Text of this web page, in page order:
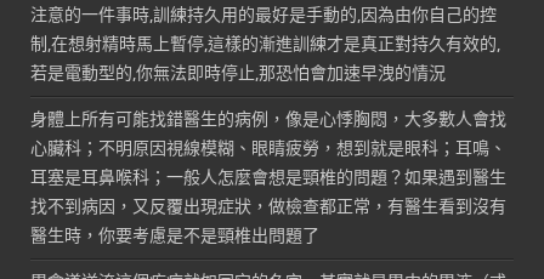
注意的一件事時,訓練持久用的最好是手動的,因為由你自己的控
制,在想射精時馬上暫停,這樣的漸進訓練才是真正對持久有效的,
若是電動型的,你無法即時停止,那恐怕會加速早洩的情況
身體上所有可能找錯醫生的病例，像是心悸胸悶，大多數人會找
心臟科；不明原因視線模糊、眼睛疲勞，想到就是眼科；耳鳴、
耳塞是耳鼻喉科；一般人怎麼會想是頸椎的問題？如果遇到醫生
找不到病因，又反覆出現症狀，做檢查都正常，有醫生看到沒有
醫生時，你要考慮是不是頸椎出問題了